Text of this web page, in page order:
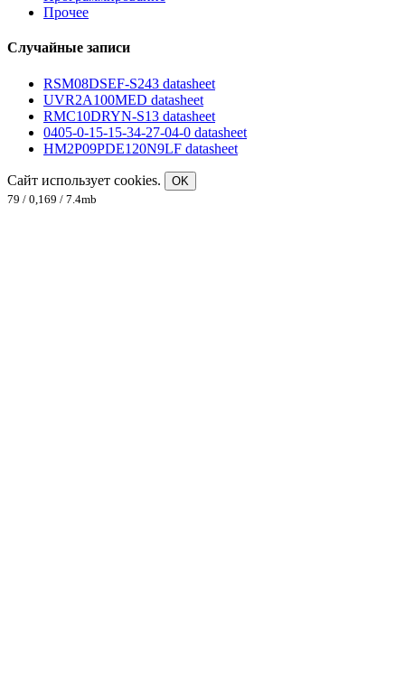
Прочее
Случайные записи
RSM08DSEF-S243 datasheet
UVR2A100MED datasheet
RMC10DRYN-S13 datasheet
0405-0-15-15-34-27-04-0 datasheet
HM2P09PDE120N9LF datasheet
Сайт использует cookies.
OK
79 / 0,169 / 7.4mb